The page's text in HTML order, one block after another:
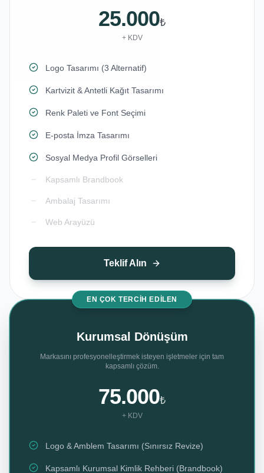
25.000₺
+ KDV
Logo Tasarımı (3 Alternatif)
Kartvizit & Antetli Kağıt Tasarımı
Renk Paleti ve Font Seçimi
E-posta İmza Tasarımı
Sosyal Medya Profil Görselleri
Kapsamlı Brandbook
Ambalaj Tasarımı
Web Arayüzü
Teklif Alın
EN ÇOK TERCIH EDILEN
Kurumsal Dönüşüm
Markasını profesyonelleştirmek isteyen işletmeler için tam
kapsamlı çözüm.
75.000₺
+ KDV
Logo & Amblem Tasarımı (Sınırsız Revize)
Kapsamlı Kurumsal Kimlik Rehberi (Brandbook)